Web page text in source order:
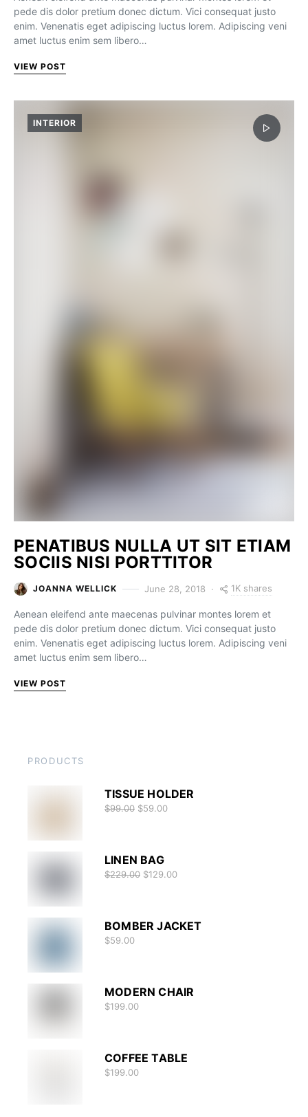
pede dis dolor pretium donec dictum. Vici consequat justo
enim. Venenatis eget adipiscing luctus lorem. Adipiscing veni
amet luctus enim sem libero…
VIEW POST
INTERIOR
PENATIBUS NULLA UT SIT ETIAM
SOCIIS NISI PORTTITOR
JOANNA WELLICK June 28, 2018 1K shares
Aenean eleifend ante maecenas pulvinar montes lorem et
pede dis dolor pretium donec dictum. Vici consequat justo
enim. Venenatis eget adipiscing luctus lorem. Adipiscing veni
amet luctus enim sem libero…
VIEW POST
PRODUCTS
TISSUE HOLDER
$99.00 $59.00
LINEN BAG
$229.00 $129.00
BOMBER JACKET
$59.00
MODERN CHAIR
$199.00
COFFEE TABLE
$199.00